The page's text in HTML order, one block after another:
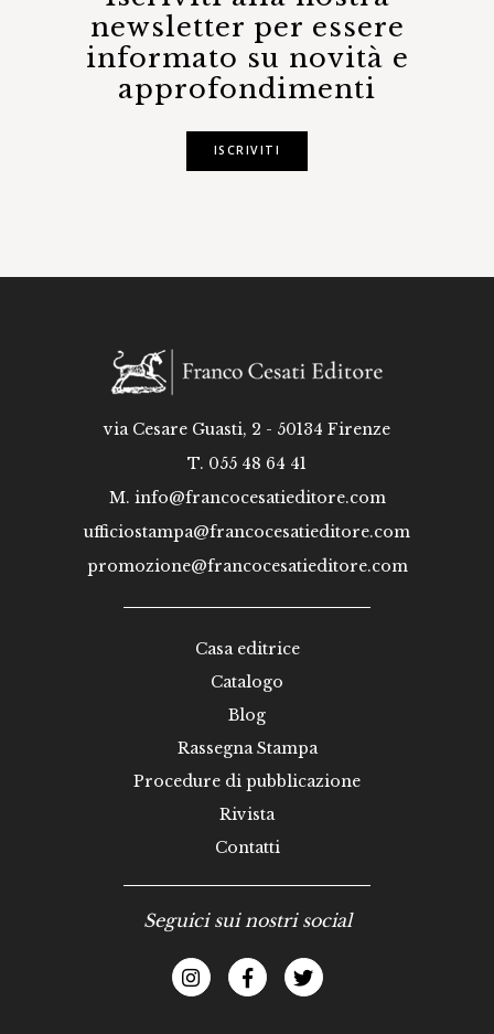
newsletter per essere
informato su novità e
approfondimenti
ISCRIVITI
via Cesare Guasti, 2 - 50134 Firenze
T. 055 48 64 41
M. info@francocesatieditore.com
ufficiostampa@francocesatieditore.com
promozione@francocesatieditore.com
Casa editrice
Catalogo
Blog
Rassegna Stampa
Procedure di pubblicazione
Rivista
Contatti
Seguici sui nostri social